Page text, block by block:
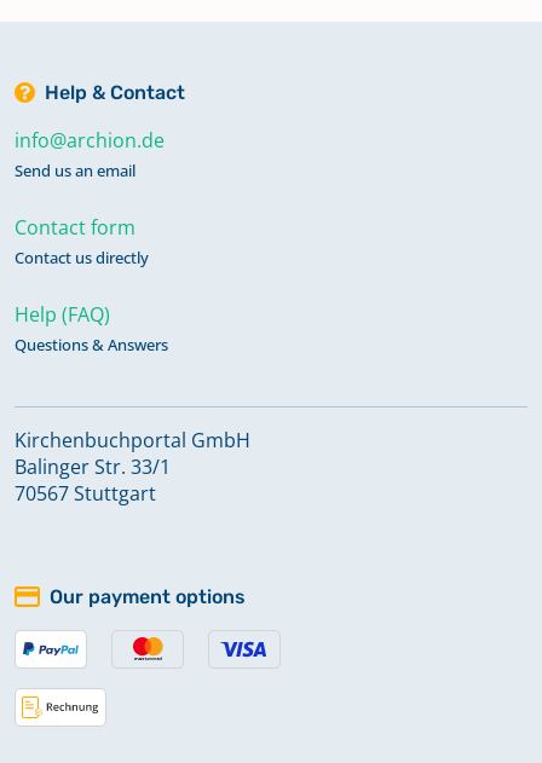
1885-1893
Namenverzeichnis Kommunikanten
1927, Geburten, Trauungen,
Beerdigungen 1925-1927
Stuhlregister 1832
Konfirmanden mit Namen 1714-1776,
Trauungen 1700-1776, Beerdigungen
1700-1776
Taufen, Trauungen 1777-1814,
Help & Contact
info@archion.de
Send us an email
Contact form
Contact us directly
Help (FAQ)
Questions & Answers
Kirchenbuchportal GmbH
Balinger Str. 33/1
70567 Stuttgart
Our payment options